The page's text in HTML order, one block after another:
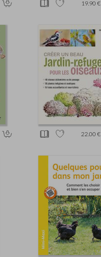
19.90 €
22.00 €